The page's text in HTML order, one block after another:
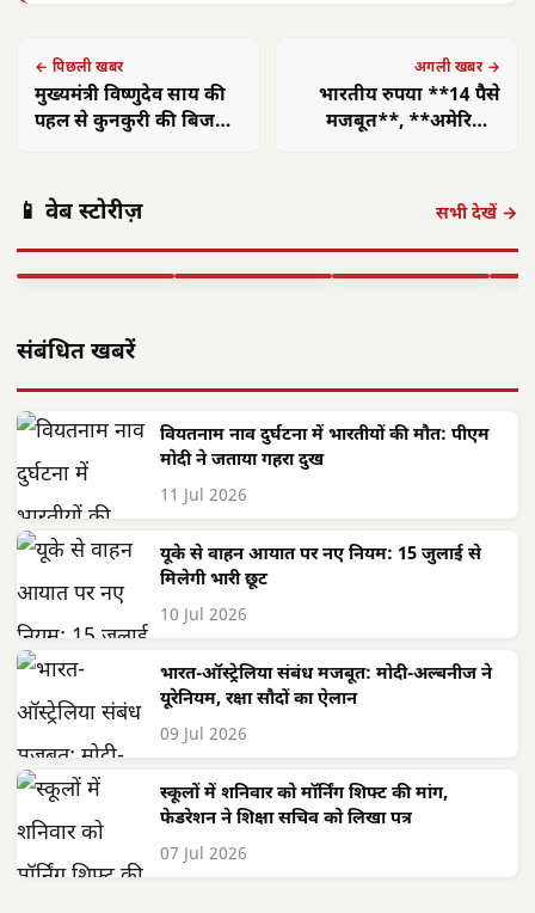
← पिछली खबर
मुख्यमंत्री विष्णुदेव साय की
पहल से कुनकुरी की बिजली
अगली खबर →
भारतीय रुपया **14 पैसे
मजबूत**, **अमेरिका-
📱 वेब स्टोरीज़ सभी देखें →
सितंबर से सभी
बहाल करेगा,…
…
मॉडल' बना लाखों
संजीवनी
में
संबंधित खबरें
वियतनाम नाव दुर्घटना में भारतीयों की मौत: पीएम
मोदी ने जताया गहरा दुख
11 Jul 2026
यूके से वाहन आयात पर नए नियम: 15 जुलाई से
मिलेगी भारी छूट
10 Jul 2026
भारत-ऑस्ट्रेलिया संबंध मजबूत: मोदी-अल्बनीज ने
यूरेनियम, रक्षा सौदों का ऐलान
09 Jul 2026
स्कूलों में शनिवार को मॉर्निंग शिफ्ट की मांग,
फेडरेशन ने शिक्षा सचिव को लिखा पत्र
07 Jul 2026